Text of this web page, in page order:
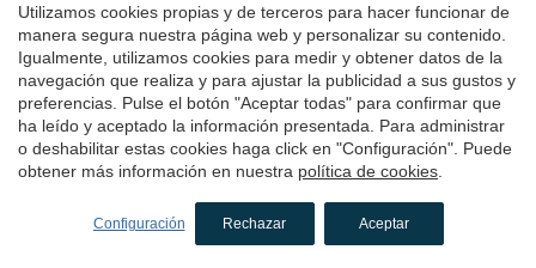
Hoteles en Pelacalç
Hoteles con encantoen Girona
Hoteles en El Gironès
Hoteles en Girona ciudad
Hoteles en Avinyonet de Puigventós
Hoteles en Cantallops
Utilizamos cookies propias y de terceros para hacer funcionar de
manera segura nuestra página web y personalizar su contenido.
Igualmente, utilizamos cookies para medir y obtener datos de la
navegación que realiza y para ajustar la publicidad a sus gustos y
preferencias. Pulse el botón "Aceptar todas" para confirmar que
ha leído y aceptado la información presentada. Para administrar
o deshabilitar estas cookies haga click en "Configuración". Puede
obtener más información en nuestra política de cookies
Configuración Rechazar Aceptar